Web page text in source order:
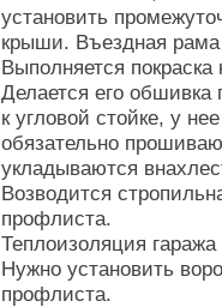
установить
крыши. Въездная
Выполняется покраска
Делается его
к угловой стойке, у
обязательно
укладываются
Возводится
профлиста.
Теплоизоляция
Нужно установить
профлиста.